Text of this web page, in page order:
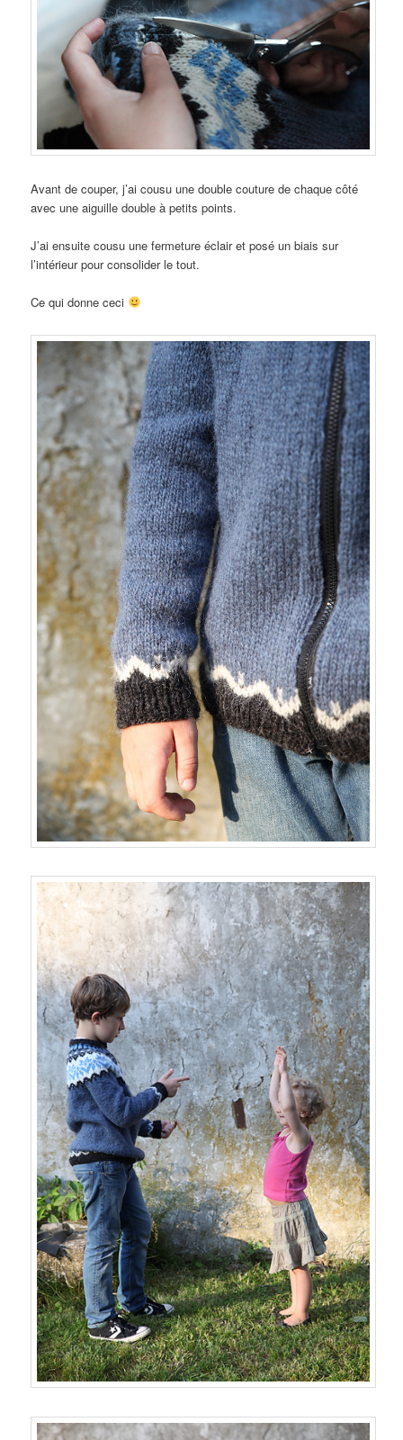
Avant de couper, j’ai cousu une double couture de chaque côté
avec une aiguille double à petits points.
J’ai ensuite cousu une fermeture éclair et posé un biais sur
l’intérieur pour consolider le tout.
Ce qui donne ceci